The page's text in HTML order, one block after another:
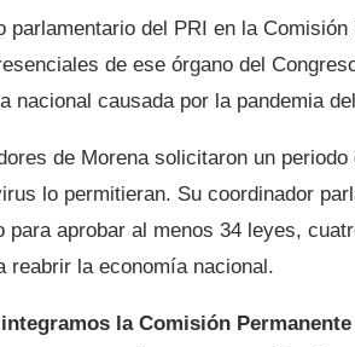
parlamentario del PRI en la Comisión
de ese órgano del
nacional causada por la pandemia
de Morena solicitaron un
lo permitieran. Su coordinador
aprobar al menos 34 leyes,
reabrir la economía nacional.
la Comisión